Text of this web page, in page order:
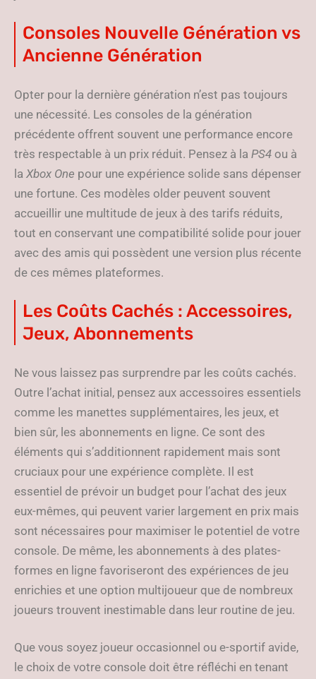
Consoles Nouvelle Génération vs
Ancienne Génération
Opter pour la dernière génération n’est pas toujours
une nécessité. Les consoles de la génération
précédente offrent souvent une performance encore
très respectable à un prix réduit. Pensez à la PS4 ou à
la Xbox One pour une expérience solide sans dépenser
une fortune. Ces modèles older peuvent souvent
accueillir une multitude de jeux à des tarifs réduits,
tout en conservant une compatibilité solide pour jouer
avec des amis qui possèdent une version plus récente
de ces mêmes plateformes.
Les Coûts Cachés : Accessoires,
Jeux, Abonnements
Ne vous laissez pas surprendre par les coûts cachés.
Outre l’achat initial, pensez aux accessoires essentiels
comme les manettes supplémentaires, les jeux, et
bien sûr, les abonnements en ligne. Ce sont des
éléments qui s’additionnent rapidement mais sont
cruciaux pour une expérience complète. Il est
essentiel de prévoir un budget pour l’achat des jeux
eux-mêmes, qui peuvent varier largement en prix mais
sont nécessaires pour maximiser le potentiel de votre
console. De même, les abonnements à des plates-
formes en ligne favoriseront des expériences de jeu
enrichies et une option multijoueur que de nombreux
joueurs trouvent inestimable dans leur routine de jeu.
Que vous soyez joueur occasionnel ou e-sportif avide,
le choix de votre console doit être réfléchi en tenant